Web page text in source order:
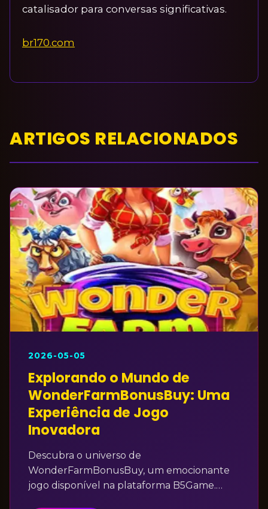
catalisador para conversas significativas.
br170.com
ARTIGOS RELACIONADOS
2026-05-05
Explorando o Mundo de
WonderFarmBonusBuy: Uma
Experiência de Jogo
Inovadora
Descubra o universo de
WonderFarmBonusBuy, um emocionante
jogo disponível na plataforma B5Game.